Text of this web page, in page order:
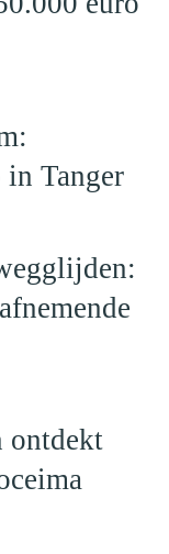
Tanger
ontdekt